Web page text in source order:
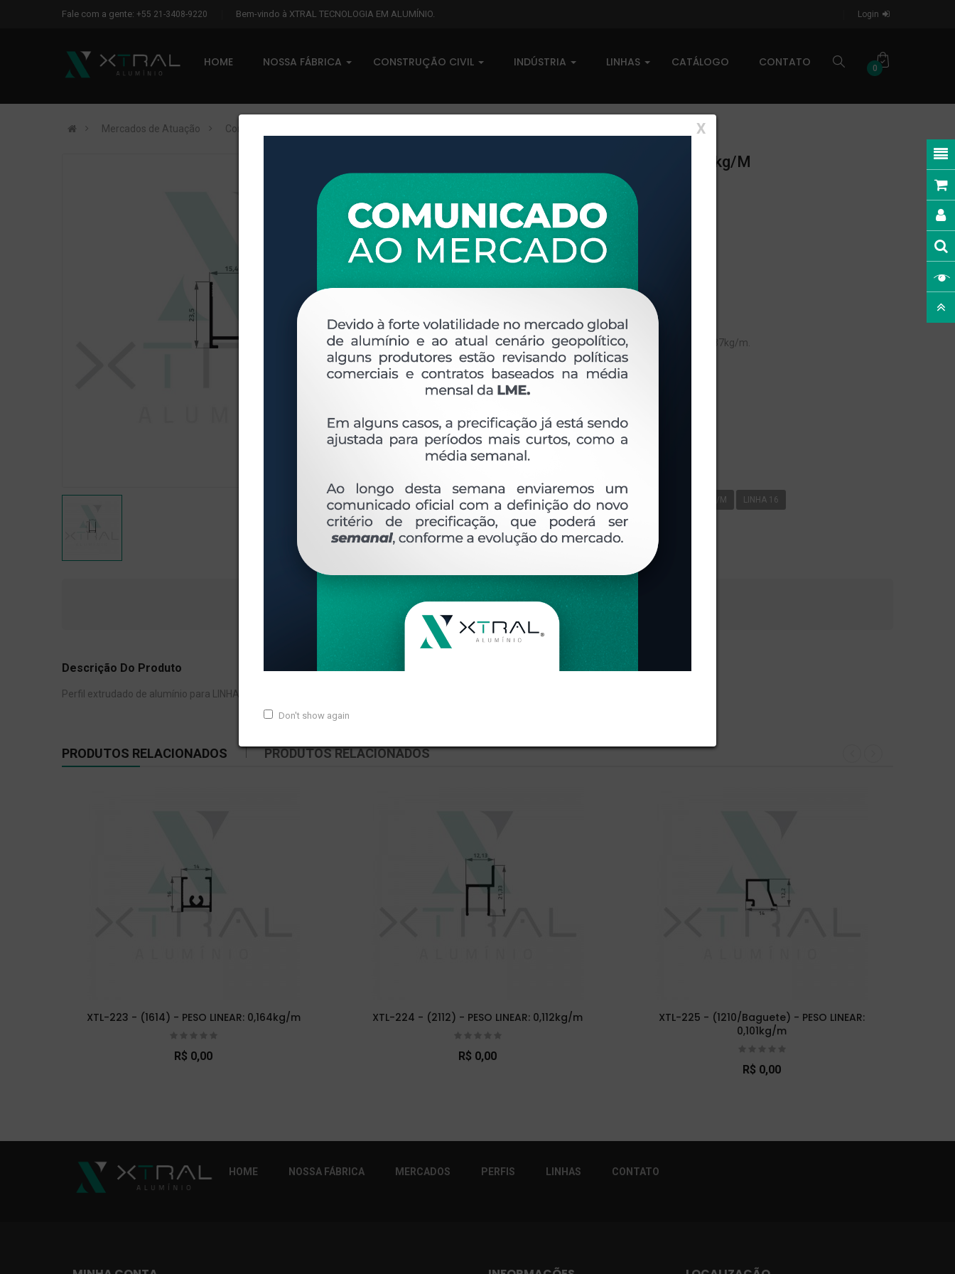
Fale com a gente: +55 21-3408-9220 Bem-vindo à XTRAL TECNOLOGIA EM ALUMÍNIO. Login
HOME NOSSA FÁBRICA CONSTRUÇÃO CIVIL INDÚSTRIA LINHAS CATÁLOGO CONTATO 0
X
Don't show again
Mercados de Atuação Construção Civil
XTL-604 - (CX-049) - PESO LINEAR: 0,187kg/m
0 comentários
Disponível sob consulta
Taxas R$ 0,00
Disponibilidade:
Em estoque
OVERVIEW
Perfil extrudado de alumínio para LINHA 16, com peso linear de 0,187kg/m.
Ver perfis relacionados
Etiquetas: 604- PESO LINEAR - 0 187 KG/M CX-049 187KG/M LINHA 16
DESCRIÇÃO COMENTÁRIOS (0)
Descrição Do Produto
Perfil extrudado de alumínio para LINHA 16, com peso linear de 0,187kg/m.
PRODUTOS RELACIONADOS PRODUTOS RELACIONADOS
XTL-223 - (1614) - PESO LINEAR: 0,164kg/m
R$ 0,00
XTL-224 - (2112) - PESO LINEAR: 0,112kg/m
R$ 0,00
XTL-225 - (1210/Baguete) - PESO LINEAR:
0,101kg/m
R$ 0,00
HOME NOSSA FÁBRICA MERCADOS PERFIS LINHAS CONTATO